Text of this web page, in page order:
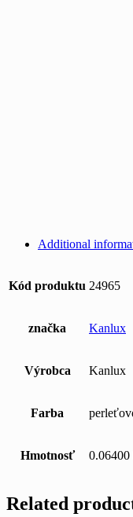
Additional
Kód produktu 24965
značka Kanlux
Výrobca Kanlux
Farba
Hmotnosť 0.06400
Related